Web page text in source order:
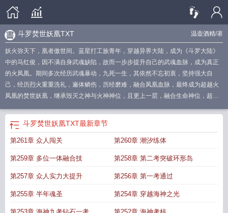
温壶酒精/著
斗罗焚世妖凰TXT
妖火弥天下，凰者傲世间。蓝星打工族青年，穿越异界大陆，成为《斗罗大陆》
中的马红俊，因不满自身武魂缺陷，故而一步步提升自己的武魂血脉，成为真正
的火凤凰。期间多次经历武魂暴动，九死一生，其依然不忘初衷，坚持强大自
己，经历烈火重重洗礼，遍体鳞伤，历经磨难，融合凤凰血脉，最终成为超越火
凤凰的焚世妖凰，继承毁灭之神与火神神位，且更上一层，融合生命神位，超越
斗罗焚世妖凰 在线阅读 斗罗焚世妖凰温壶酒精
罗焚世妖凰免费阅读
妖凰在线阅读全文斗罗焚寂 斗罗焚世妖凰免费观看斗罗焚世妖凰
新章节
斗罗焚世妖凰TXT斗罗大陆之灭世妖莲 斗罗焚世妖凰免费
斗罗焚世妖
凰免费阅读全文
斗罗焚世妖凰TXT最新章节
第261章 众人闯关 第260章 潮汐练体
第259章 多位一体融合技 第258章 第二考突破环形岛
第257章 众人实力大提升 第256章 第一考通过
第255章 半年魂圣 第254章 穿越海神之光